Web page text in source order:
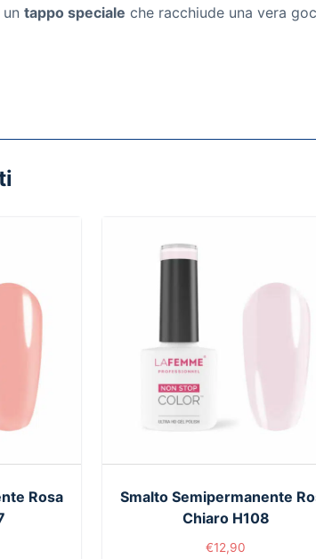
tappo speciale che racchiude una vera
Rosa
Smalto Semipermanente
Chiaro H108
€12,90